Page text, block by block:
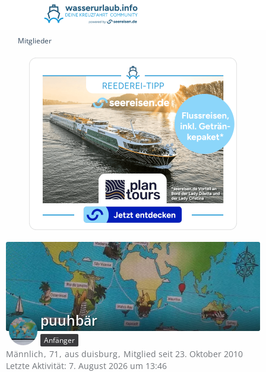
Mitglieder
puuhbär
Anfänger
Männlich 71 aus duisburg Mitglied seit 23. Oktober 2010
Letzte Aktivität: 7. August 2026 um 13:46